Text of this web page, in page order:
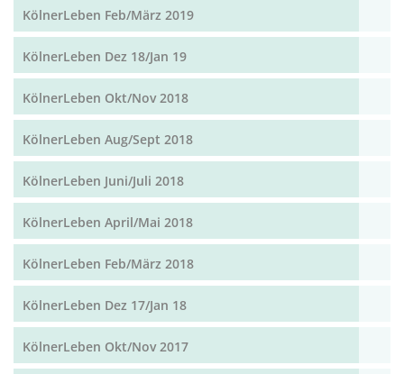
KölnerLeben Feb/März 2019
KölnerLeben Dez 18/Jan 19
KölnerLeben Okt/Nov 2018
KölnerLeben Aug/Sept 2018
KölnerLeben Juni/Juli 2018
KölnerLeben April/Mai 2018
KölnerLeben Feb/März 2018
KölnerLeben Dez 17/Jan 18
KölnerLeben Okt/Nov 2017